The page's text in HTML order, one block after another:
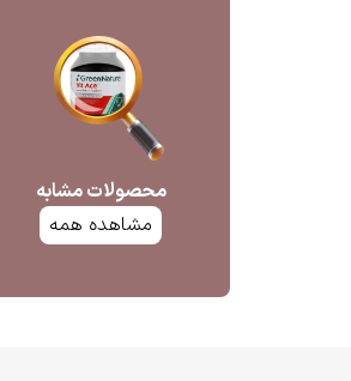
محصولات مشابه
مشاهده همه